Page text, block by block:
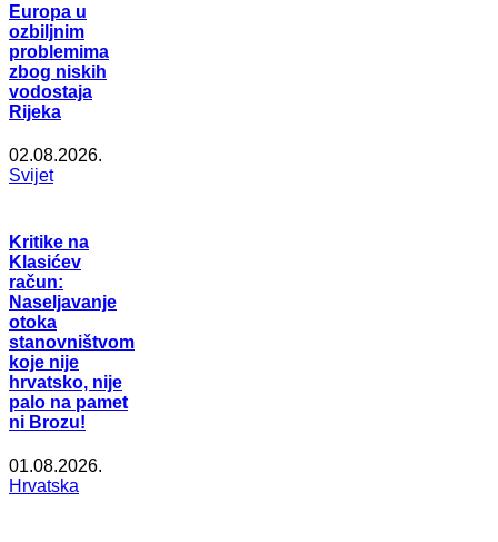
Europa u
ozbiljnim
problemima
zbog niskih
vodostaja
Rijeka
02.08.2026.
Svijet
Kritike na
Klasićev
račun:
Naseljavanje
otoka
stanovništvom
koje nije
hrvatsko, nije
palo na pamet
ni Brozu!
01.08.2026.
Hrvatska